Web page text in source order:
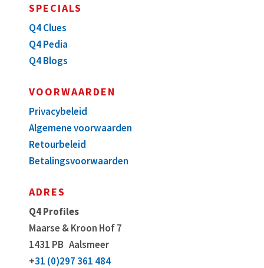
SPECIALS
Q4 Clues
Q4 Pedia
Q4 Blogs
VOORWAARDEN
Privacybeleid
Algemene voorwaarden
Retourbeleid
Betalingsvoorwaarden
ADRES
Q4 Profiles
Maarse & Kroon Hof 7
1431 PB Aalsmeer
+31 (0)297 361 484